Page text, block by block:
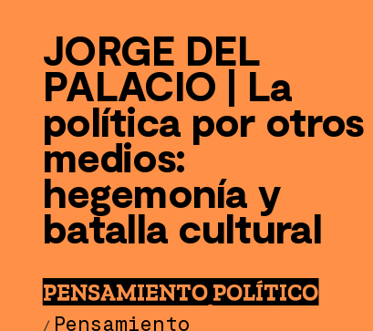
JORGE DEL
PALACIO | La
política por otros
medios:
hegemonía y
batalla cultural
PENSAMIENTO POLÍTICO
/ Pensamiento